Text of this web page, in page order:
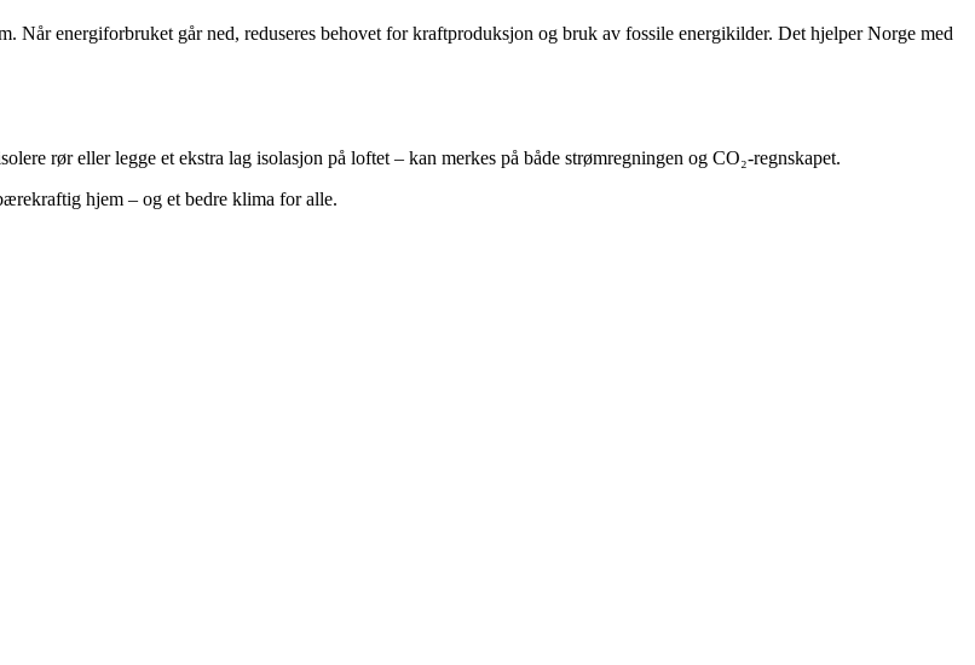
Når energiforbruket går ned, reduseres behovet for kraftproduksjon og bruk av fossile energikilder. Det hjelper Norge med
rør eller legge et ekstra lag isolasjon på loftet – kan merkes på både strømregningen og CO₂-regnskapet.
hjem – og et bedre klima for alle.